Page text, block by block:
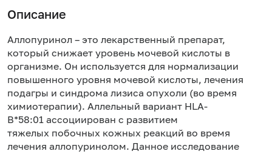
Описание
Аллопуринол – это лекарственный препарат,
который снижает уровень мочевой кислоты в
организме. Он используется для нормализации
повышенного уровня мочевой кислоты, лечения
подагры и синдрома лизиса опухоли (во время
химиотерапии). Аллельный вариант HLA-
B*58:01 ассоциирован с развитием
тяжелых побочных кожных реакций во время
лечения аллопуринолом. Данное исследование